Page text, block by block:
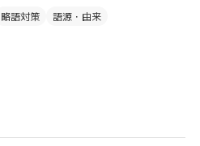
略語対策 語源・由来